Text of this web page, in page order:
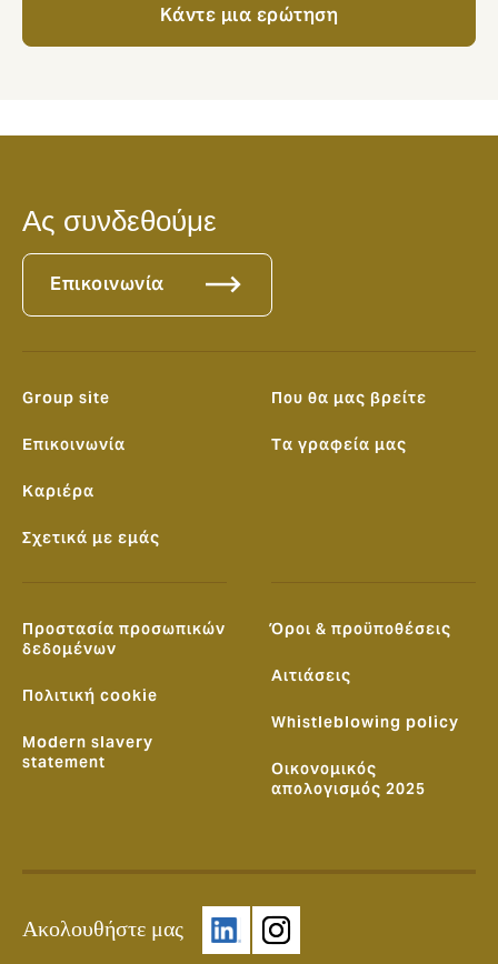
Κάντε μια ερώτηση
Ας συνδεθούμε
Επικοινωνία
Group site
Επικοινωνία
Καριέρα
Σχετικά με εμάς
Που θα μας βρείτε
Tα γραφεία μας
Προστασία προσωπικών
δεδομένων
Πολιτική cookie
Modern slavery
statement
Όροι & προϋποθέσεις
Αιτιάσεις
Whistleblowing policy
Οικονομικός
απολογισμός 2025
Ακολουθήστε μας